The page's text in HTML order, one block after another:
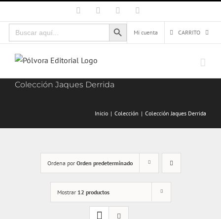
al
contenido
Facebook Instagram
Buscar:
Botón de búsqueda
Mi cuenta
CARRITO
Colección Jaques Derrida
Inicio Colección Colección Jaques Derrida
Ordena por Orden predeterminado
Mostrar 12 productos